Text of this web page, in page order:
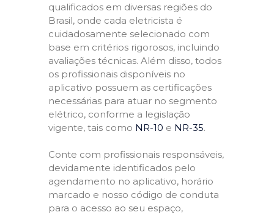
qualificados em diversas regiões do
Brasil, onde cada eletricista é
cuidadosamente selecionado com
base em critérios rigorosos, incluindo
avaliações técnicas. Além disso, todos
os profissionais disponíveis no
aplicativo possuem as certificações
necessárias para atuar no segmento
elétrico, conforme a legislação
vigente, tais como NR-10 e NR-35.
Conte com profissionais responsáveis,
devidamente identificados pelo
agendamento no aplicativo, horário
marcado e nosso código de conduta
para o acesso ao seu espaço,